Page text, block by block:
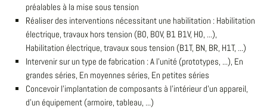
préalables à la mise sous tension
Réaliser des interventions nécessitant une habilitation : Habilitation
électrique, travaux hors tension (B0, B0V, B1 B1V, H0, ...),
Habilitation électrique, travaux sous tension (B1T, BN, BR, H1T, ...)
Intervenir sur un type de fabrication : A l'unité (prototypes, ...), En
grandes séries, En moyennes séries, En petites séries
Concevoir l'implantation de composants à l'intérieur d'un appareil,
d'un équipement (armoire, tableau, ...)